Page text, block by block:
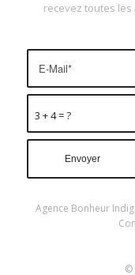
recevez toutes
3 + 4 = ?
Agence Bonheur
©